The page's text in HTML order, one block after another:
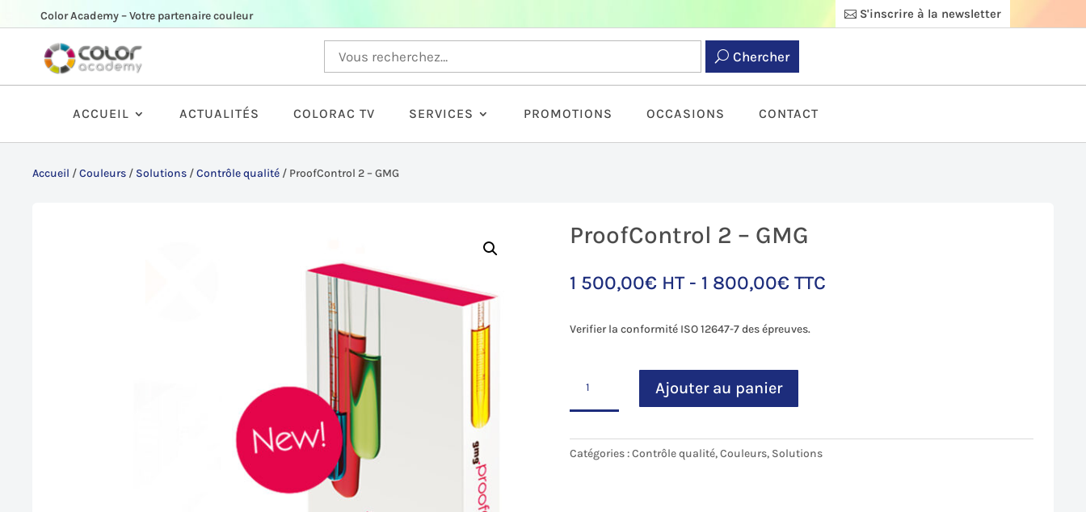
Color Academy – Votre partenaire couleur S'inscrire à la newsletter
Chercher
ACCUEIL ACTUALITÉS COLORAC TV SERVICES PROMOTIONS OCCASIONS CONTACT
Accueil /Couleurs / Solutions /Contrôle qualité / ProofControl 2 – GMG
ProofControl 2 – GMG
1 500,00€ HT - 1 800,00€ TTC
Verifier la conformité ISO 12647-7 des épreuves.
ProofControl
-
Ajouter au panier
Catégories :Contrôle qualité,Couleurs, Solutions